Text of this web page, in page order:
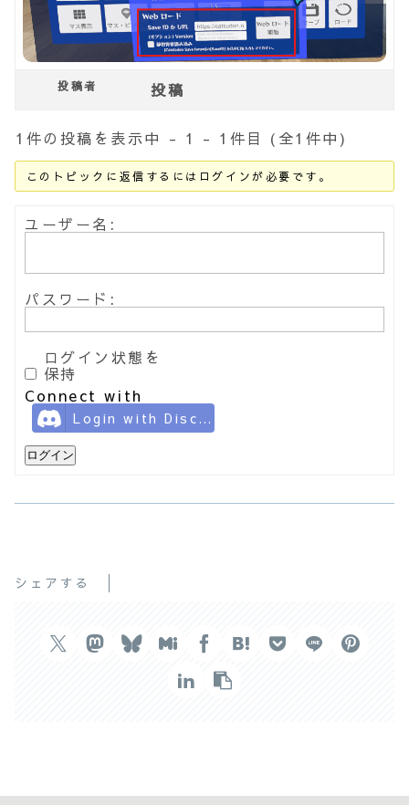
投稿者 投稿
1件の投稿を表示中 - 1 - 1件目 (全1件中)
このトピックに返信するにはログインが必要です。
ユーザー名:
パスワード:
ログイン状態を
保持
Connect with
Login with Discord
ログイン
シェアする